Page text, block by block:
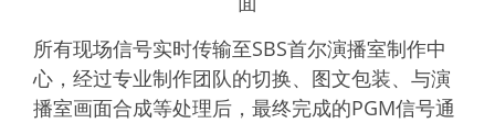
所有现场信号实时传输至SBS首尔演播室制作中
心，经过专业制作团队的切换、图文包装、与演
播室画面合成等处理后，最终完成的PGM信号通